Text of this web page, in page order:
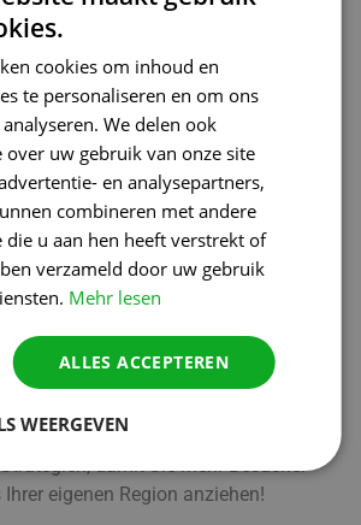
zu sein, da viele potenzielle
und Produkten in ihrer
Mit unserem intelligenten SEO-
dass Ihr Unternehmen in den
ganz oben erscheint.
Website mit relevanten
Ihr Unternehmen den wichtigsten
hinzu und sorgen dafür, dass Ihr
stets korrekt und attraktiv ist.
dass Kunden aus Gent Ihr
und einfach finden können.
Hilfe, um Ihre lokale
zu erhöhen? Wir helfen Ihnen gerne
damit Sie mehr Besucher
eigenen Region anziehen!
cookies om inhoud en
te personaliseren en om ons
We delen ook
uw gebruik van onze site
en analysepartners,
combineren met andere
u aan hen heeft verstrekt of
verzameld door uw gebruik
Mehr lesen
ALLES ACCEPTEREN
WEERGEVEN